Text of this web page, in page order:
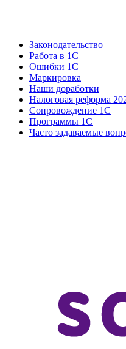
Законодательство
Работа в 1С
Ошибки 1С
Маркировка
Наши доработки
Налоговая реформа
Сопровождение 1С
Программы 1С
Часто задаваемые